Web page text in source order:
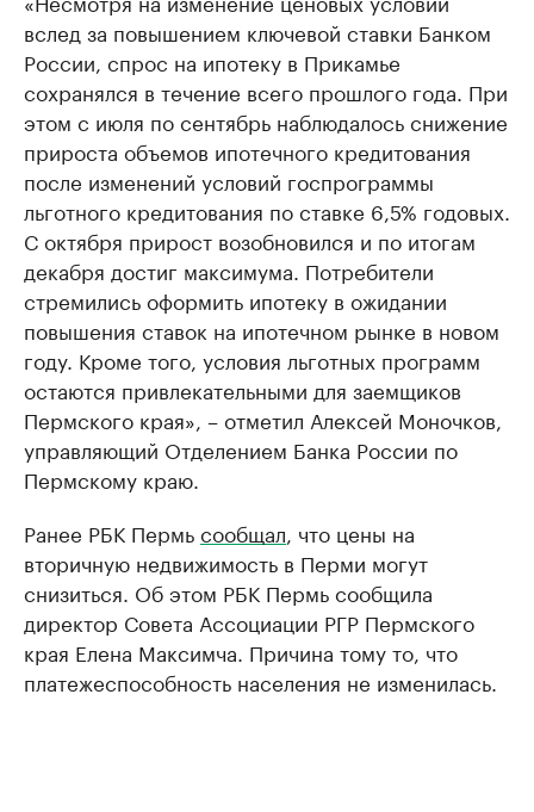
вслед за повышением ключевой ставки Банком
России, спрос на ипотеку в Прикамье
сохранялся в течение всего прошлого года. При
этом с июля по сентябрь наблюдалось снижение
прироста объемов ипотечного кредитования
после изменений условий госпрограммы
льготного кредитования по ставке 6,5% годовых.
С октября прирост возобновился и по итогам
декабря достиг максимума. Потребители
стремились оформить ипотеку в ожидании
повышения ставок на ипотечном рынке в новом
году. Кроме того, условия льготных программ
остаются привлекательными для заемщиков
Пермского края», – отметил Алексей Моночков,
управляющий Отделением Банка России по
Пермскому краю.
Ранее РБК Пермьсообщал , что цены на
вторичную недвижимость в Перми могут
снизиться. Об этом РБК Пермь сообщила
директор Совета Ассоциации РГР Пермского
края Елена Максимча. Причина тому то, что
платежеспособность населения не изменилась.